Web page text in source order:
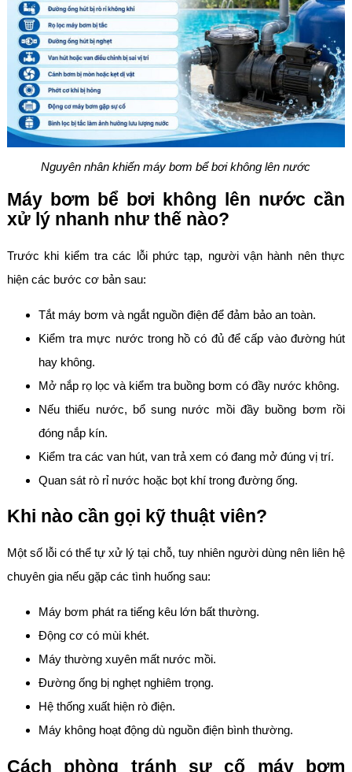
Nguyên nhân khiến máy bơm bể bơi không lên nước
Máy bơm bể bơi không lên nước cần
xử lý nhanh như thế nào?
Trước khi kiểm tra các lỗi phức tạp, người vận hành nên thực
hiện các bước cơ bản sau:
Tắt máy bơm và ngắt nguồn điện để đảm bảo an toàn.
Kiểm tra mực nước trong hồ có đủ để cấp vào đường hút
hay không.
Mở nắp rọ lọc và kiểm tra buồng bơm có đầy nước không.
Nếu thiếu nước, bổ sung nước mồi đầy buồng bơm rồi
đóng nắp kín.
Kiểm tra các van hút, van trả xem có đang mở đúng vị trí.
Quan sát rò rỉ nước hoặc bọt khí trong đường ống.
Khi nào cần gọi kỹ thuật viên?
Một số lỗi có thể tự xử lý tại chỗ, tuy nhiên người dùng nên liên hệ
chuyên gia nếu gặp các tình huống sau:
Máy bơm phát ra tiếng kêu lớn bất thường.
Động cơ có mùi khét.
Máy thường xuyên mất nước mồi.
Đường ống bị nghẹt nghiêm trọng.
Hệ thống xuất hiện rò điện.
Máy không hoạt động dù nguồn điện bình thường.
Cách phòng tránh sự cố máy bơm